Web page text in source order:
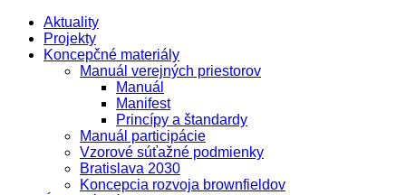
Aktuality
Projekty
Koncepčné materiály
Manuál verejných priestorov
Manuál
Manifest
Princípy a štandardy
Manuál participácie
Vzorové súťažné podmienky
Bratislava 2030
Koncepcia rozvoja brownfieldov